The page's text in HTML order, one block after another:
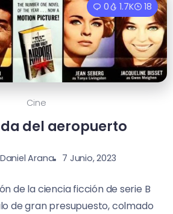
0 1.7K 18
Cine
del aeropuerto
Daniel Arana 7 Junio, 2023
de la ciencia ficción de serie B
de gran presupuesto, colmado